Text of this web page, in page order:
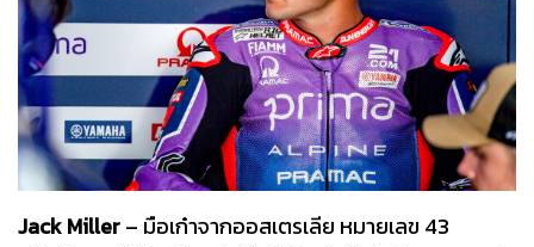
Jack Miller– มือเก๋าจากออสเตรเลีย หมายเลข 43